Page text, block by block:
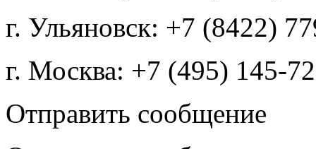
г. Ульяновск: +7 (8422)
г. Москва: +7 (495) 145-
Отправить сообщение